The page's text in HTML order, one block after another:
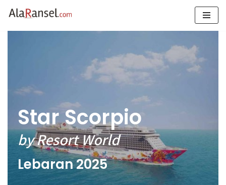
Star Scorpio
by Resort World
Lebaran 2025